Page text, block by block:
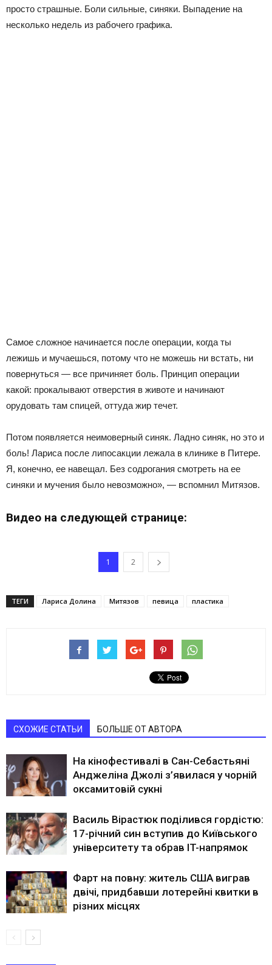
просто страшные. Боли сильные, синяки. Выпадение на
несколько недель из рабочего графика.
Самое сложное начинается после операции, когда ты
лежишь и мучаешься, потому что не можешь ни встать, ни
повернуться — все причиняет боль. Принцип операции
какой: прокалывают отверстия в животе и начинают
орудовать там спицей, оттуда жир течет.
Потом появляется неимоверный синяк. Ладно синяк, но это и
боль! Лариса после липосакции лежала в клинике в Питере.
Я, конечно, ее навещал. Без содрогания смотреть на ее
синяки и мучения было невозможно», — вспомнил Митязов.
Видео на следующей странице:
1 2
ТЕГИ Лариса Долина Митязов певица пластика
СХОЖИЕ СТАТЬИ БОЛЬШЕ ОТ АВТОРА
На кінофестивалі в Сан-Себастьяні
Анджеліна Джолі з’явилася у чорній
оксамитовій сукні
Василь Вірастюк поділився гордістю:
17-річний син вступив до Київського
університету та обрав IT-напрямок
Фарт на повну: житель США виграв
двічі, придбавши лотерейні квитки в
різних місцях